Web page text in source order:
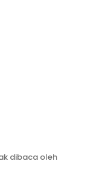
dibaca oleh